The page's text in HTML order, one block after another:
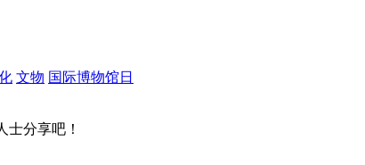
文物 国际博物馆日
士分享吧！